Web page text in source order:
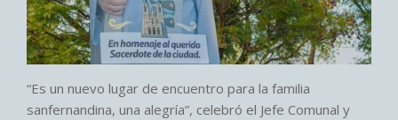
“Es un nuevo lugar de encuentro para la familia
sanfernandina, una alegría”, celebró el Jefe Comunal y